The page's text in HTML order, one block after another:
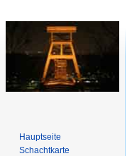
Hauptseite
Schachtkarte